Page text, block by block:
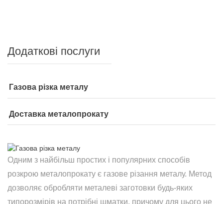
Додаткові послуги
Газова різка металу
Доставка металопрокату
Одним з найбільш простих і популярних способів
розкрою металопрокату є газове різання металу. Метод
дозволяє обробляти металеві заготовки будь-яких
типорозмірів на потрібні шматки, причому для цього не